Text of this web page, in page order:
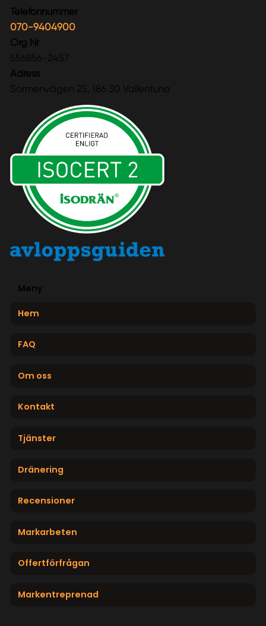
Telefonnummer
070-9404900
Org Nr
556856-2457
Adress
Sormenvägen 25, 186 30 Vallentuna
Meny
Hem
FAQ
Om oss
Kontakt
Tjänster
Dränering
Recensioner
Markarbeten
Offertförfrågan
Markentreprenad